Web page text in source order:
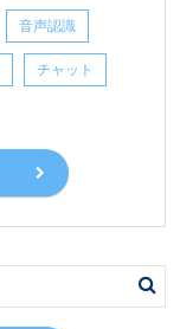
音声認識
チャット